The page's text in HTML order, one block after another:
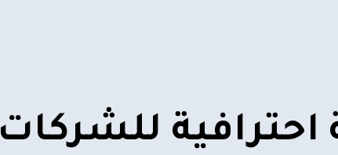
احترافية للشركات